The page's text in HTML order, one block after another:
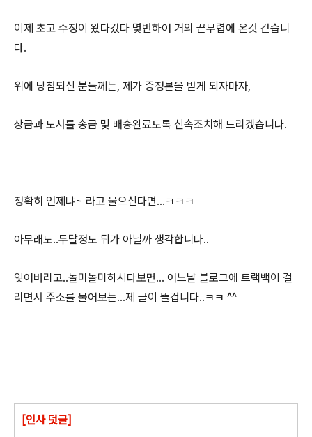
이제 초고 수정이 왔다갔다 몇번하여 거의 끝무렵에 온것 같습니
다.
위에 당첨되신 분들께는, 제가 증정본을 받게 되자마자,
상금과 도서를 송금 및 배송완료토록 신속조치해 드리겠습니다.
정확히 언제냐~ 라고 물으신다면...ㅋㅋㅋ
아무래도..두달정도 뒤가 아닐까 생각합니다..
잊어버리고..놀미놀미하시다보면... 어느날 블로그에 트랙백이 걸
리면서 주소를 물어보는...제 글이 뜰겁니다..ㅋㅋ ^^
[인사 덧글]